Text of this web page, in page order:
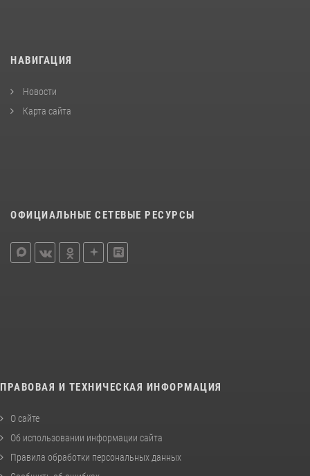
НАВИГАЦИЯ
Новости
Карта сайта
ОФИЦИАЛЬНЫЕ СЕТЕВЫЕ РЕСУРСЫ
ПРАВОВАЯ И ТЕХНИЧЕСКАЯ ИНФОРМАЦИЯ
О сайте
Об использовании информации сайта
Правила обработки персональных данных